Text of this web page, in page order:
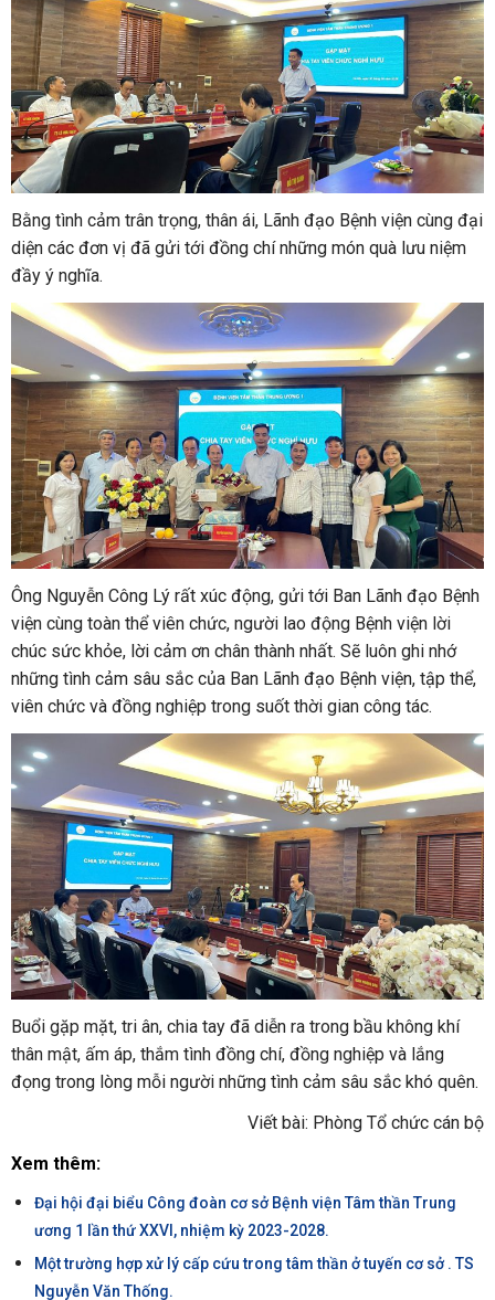
Bằng tình cảm trân trọng, thân ái, Lãnh đạo Bệnh viện cùng đại
diện các đơn vị đã gửi tới đồng chí những món quà lưu niệm
đầy ý nghĩa.
Ông Nguyễn Công Lý rất xúc động, gửi tới Ban Lãnh đạo Bệnh
viện cùng toàn thể viên chức, người lao động Bệnh viện lời
chúc sức khỏe, lời cảm ơn chân thành nhất. Sẽ luôn ghi nhớ
những tình cảm sâu sắc của Ban Lãnh đạo Bệnh viện, tập thể,
viên chức và đồng nghiệp trong suốt thời gian công tác.
Buổi gặp mặt, tri ân, chia tay đã diễn ra trong bầu không khí
thân mật, ấm áp, thắm tình đồng chí, đồng nghiệp và lắng
đọng trong lòng mỗi người những tình cảm sâu sắc khó quên.
Viết bài: Phòng Tổ chức cán bộ
Xem thêm:
Đại hội đại biểu Công đoàn cơ sở Bệnh viện Tâm thần Trung
ương 1 lần thứ XXVI, nhiệm kỳ 2023-2028.
Một trường hợp xử lý cấp cứu trong tâm thần ở tuyến cơ sở . TS
Nguyễn Văn Thống.